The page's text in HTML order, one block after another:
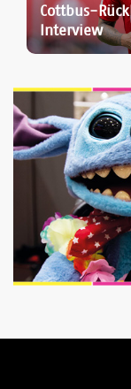
Cottbus-
Interview